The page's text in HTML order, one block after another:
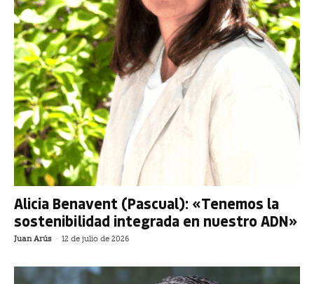
Alicia Benavent (Pascual): «Tenemos la
sostenibilidad integrada en nuestro ADN»
Juan Arús - 12 de julio de 2026